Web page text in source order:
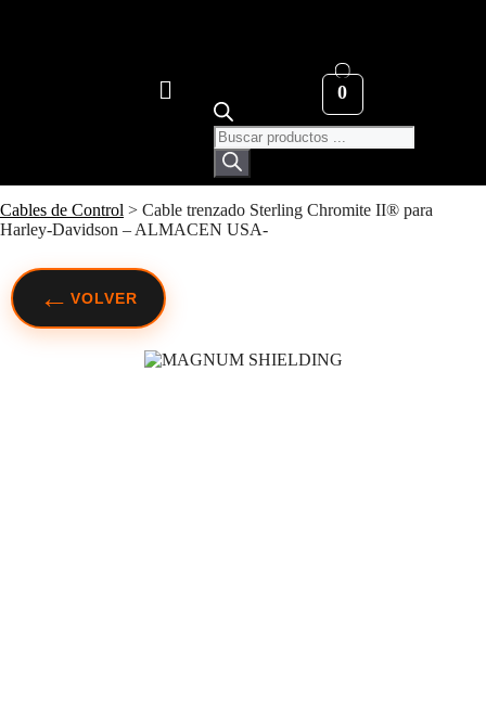
Cables de Control > Cable trenzado Sterling Chromite II® para
Harley-Davidson – ALMACEN USA-
0
← VOLVER